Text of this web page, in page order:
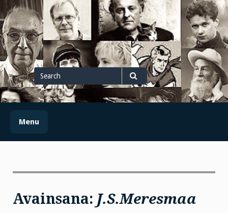
Skip
to
content
Search
for
Search
Menu
Avainsana: J.S.Meresmaa